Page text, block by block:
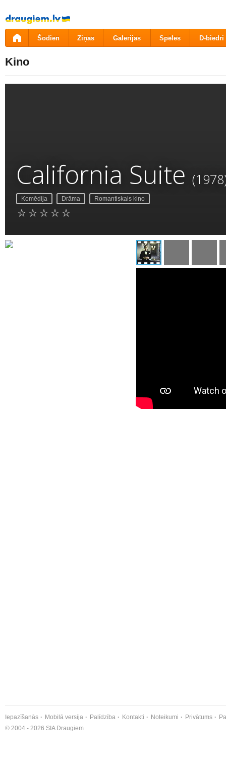
Pāriet
uz
saturu
Šodien Ziņas Galerijas Spēles D-biedri
Kino
California Suite
Komēdija Drāma Romantiskais kino
Iepazīšanās Mobilā versija Palīdzība Kontakti Noteikumi Privātums
© 2004 - 2026 SIA Draugiem